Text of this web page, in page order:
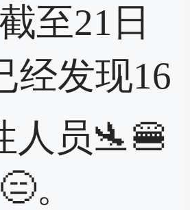
至21日
经发现16
人员🛬🍔
😑。